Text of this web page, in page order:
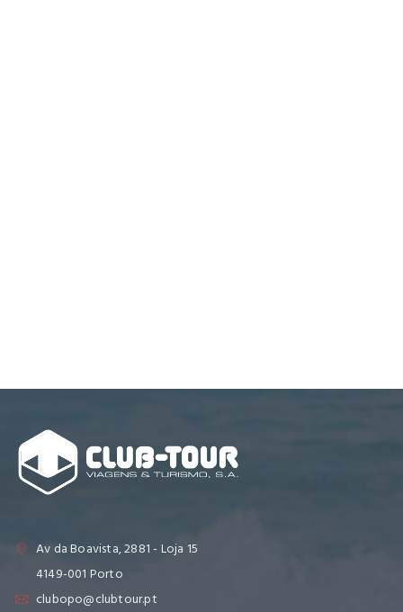
Av da Boavista, 2881 - Loja 15
4149-001 Porto
clubopo@clubtour.pt